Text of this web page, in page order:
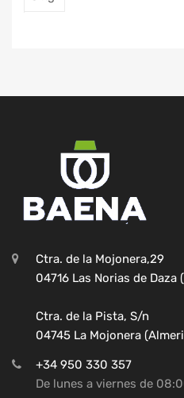
Ctra. de la Mojonera,29
04716 Las Norias de Daza
Ctra. de la Pista, S/n
04745 La Mojonera
+34 950 330 357
De lunes a viernes de